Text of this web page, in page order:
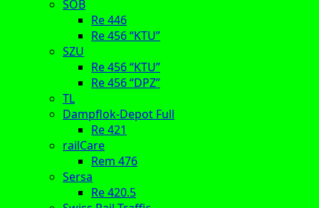
SOB
Re 446
Re 456 “KTU”
SZU
Re 456 “KTU”
Re 456 “DPZ”
TL
Dampflok-Depot Full
Re 421
railCare
Rem 476
Sersa
Re 420.5